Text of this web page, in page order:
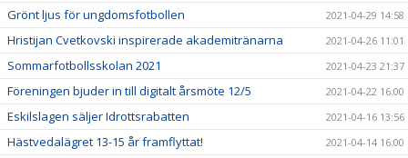
Grönt ljus för ungdomsfotbollen 2021-04-29 14:58
Hristijan Cvetkovski inspirerade akademitränarna 2021-04-26 11:01
Sommarfotbollsskolan 2021 2021-04-23 21:37
Föreningen bjuder in till digitalt årsmöte 12/5 2021-04-22 16:00
Eskilslagen säljer Idrottsrabatten 2021-04-16 13:56
Hästvedalägret 13-15 år framflyttat! 2021-04-14 16:00